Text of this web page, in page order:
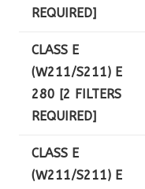
REQUIRED]
CLASS E
(W211/S211) E
280 [2 FILTERS
REQUIRED]
CLASS E
(W211/S211) E